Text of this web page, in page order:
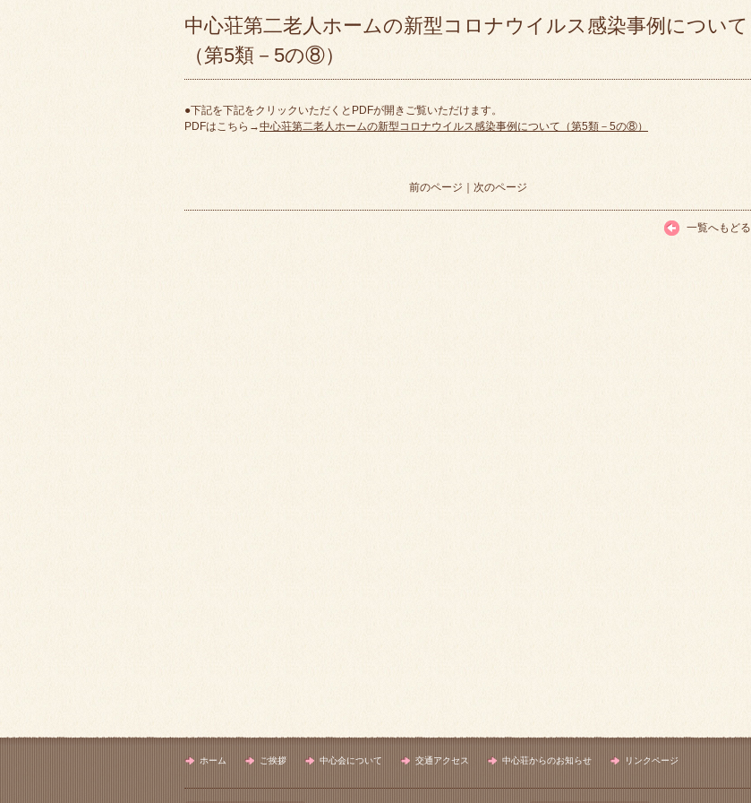
中心荘第二老人ホームの新型コロナウイルス感染事例について
（第5類－5の⑧）
●下記を下記をクリックいただくとPDFが開きご覧いただけます。
PDFはこちら→中心荘第二老人ホームの新型コロナウイルス感染事例について（第5類－5の⑧）
前のページ 次のページ
一覧へもどる
ホーム ご挨拶 中心会について 交通アクセス 中心荘からのお知らせ リンクページ